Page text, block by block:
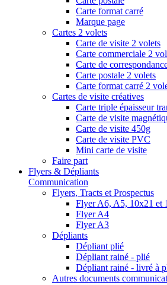
Carte format carré
Marque page
Cartes 2 volets
Carte de visite 2 volets
Carte commerciale 2
Carte de
Carte postale 2 volets
Carte format carré 2
Cartes de visite créatives
Carte triple épaisseur
Carte de visite
Carte de visite 450g
Carte de visite PVC
Mini carte de visite
Faire part
Flyers & Dépliants
Communication
Flyers, Tracts et Prospectus
Flyer A6, A5, 10x21 et
Flyer A4
Flyer A3
Dépliants
Dépliant plié
Dépliant rainé - plié
Dépliant rainé - livré à
Autres documents